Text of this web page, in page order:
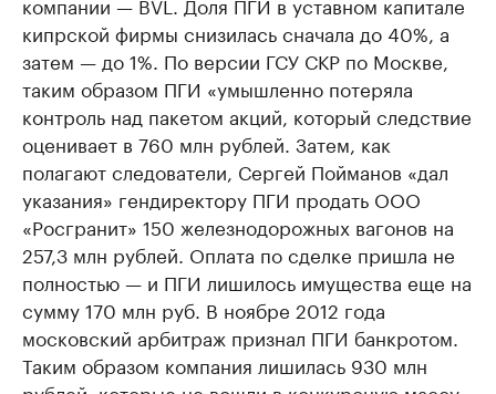
кипрской фирмы снизилась сначала до 40%, а
затем — до 1%. По версии ГСУ СКР по Москве,
таким образом ПГИ «умышленно потеряла
контроль над пакетом акций, который следствие
оценивает в 760 млн рублей. Затем, как
полагают следователи, Сергей Пойманов «дал
указания» гендиректору ПГИ продать ООО
«Росгранит» 150 железнодорожных вагонов на
257,3 млн рублей. Оплата по сделке пришла не
полностью — и ПГИ лишилось имущества еще на
сумму 170 млн руб. В ноябре 2012 года
московский арбитраж признал ПГИ банкротом.
Таким образом компания лишилась 930 млн